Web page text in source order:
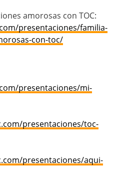
amorosas con TOC:
presentaciones/familia-
con-toc/
presentaciones/mi-
presentaciones/toc-
presentaciones/aqui-